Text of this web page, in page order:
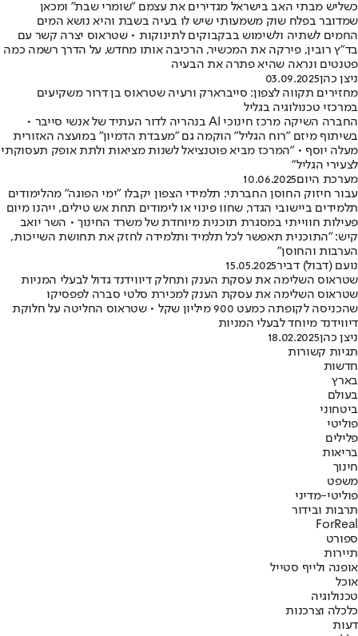
כשליש מבתי האב בישראל מגדירים את עצמם "שומרי שבת" ומכאן
שמדובר בפלח שוק משמעותי שיש לו בעיה בשבת והיא נושא המים
החמים לשתיה ולשימוש בבקבוקים לתינוקות • שטראוס יצרה קשר עם
בד"ץ רובין, פירקה את המכשיר, הרכיבה אותו מחדש, על הדרך רשמה כמה
פטנטים ונראה שהיא פתרה את הבעיה
ניצן כהן03.09.2025
מחזירים תקווה לצפון: סייברארק ורעיה שטראוס בן דרור משקיעים
במרכזי טכנולוגיה בגליל
החברה השיקה מרכז חינוכי AI בנהריה לדור העתיד של אנשי סייבר •
בשיתוף מיזם "רוח הגליל" הוקמה גם "מעבדת הדמיון" במועצה האזורית
מעלה יוסף • "המרכז מביא פוטנציאל לשנות מציאות ולתת אופק תעסוקתי
לצעירי הגליל"
מערכת היום10.06.2025
עבור חיזוק החוסן החברתי: תלמידי הצפון יקבלו "ימי הפוגה" מהלימודים
תלמידים ביישובי הגדר, שחוו פינוי או לימודים תחת אש טילים, ייהנו מיום
פעילות חווייתי במסגרת תוכנית מיוחדת של משרד החינוך • השר יואב
קיש: "התוכנית תאפשר לכל תלמיד ותלמידה לחזק את תחושת השייכות,
הערבות והחוסן"
נועם (דבול) דביר15.05.2025
שטראוס השלימה את עסקת הענק ותחלק דיווידנד גדול לבעלי המניות
שטראוס השלימה את עסקת הענק למכירת סלטי סברה לפפסיקו
שהכניסה לקופתה כמעט 900 מיליון שקל • שטראוס החליטה על חלוקת
דיווידנד מיוחד לבעלי המניות
ניצן כהן18.02.2025
תגיות קשורות
חדשות
בארץ
בעולם
ביטחוני
פוליטי
פלילים
בריאות
חינוך
משפט
פוליטי-מדיני
תרבות ובידור
ForReal
ספורט
תיירות
אופנה ולייף סטייל
אוכל
טכנולוגיה
כלכלה וצרכנות
דעות